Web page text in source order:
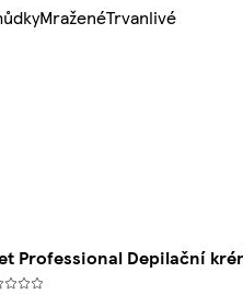
MraženéTrvanlivé
Professional Depilační